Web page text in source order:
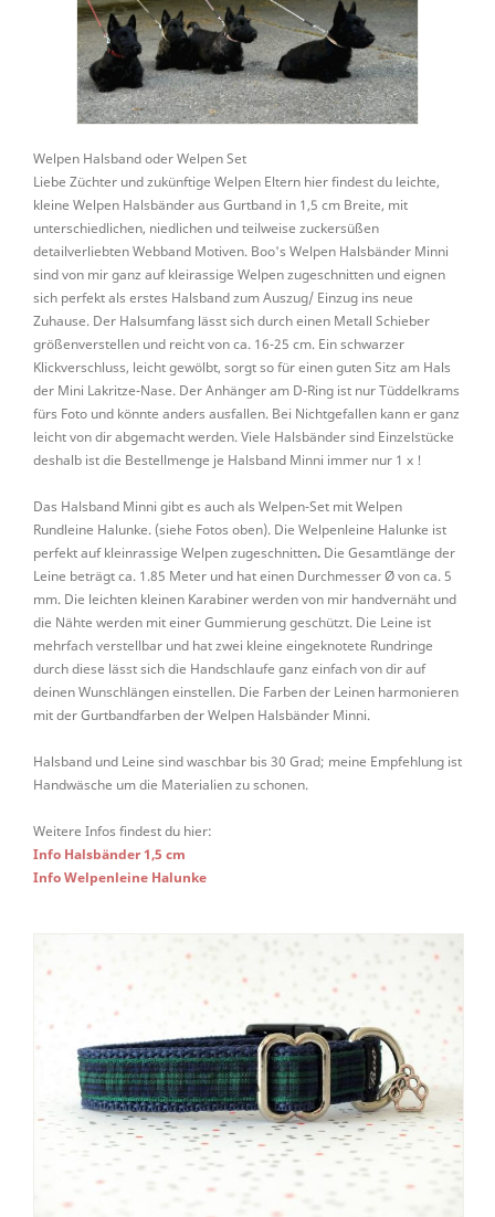
Welpen Halsband oder Welpen Set
Liebe Züchter und zukünftige Welpen Eltern hier findest du leichte,
kleine Welpen Halsbänder aus Gurtband in 1,5 cm Breite, mit
unterschiedlichen, niedlichen und teilweise zuckersüßen
detailverliebten Webband Motiven. Boo's Welpen Halsbänder Minni
sind von mir ganz auf kleirassige Welpen zugeschnitten und eignen
sich perfekt als erstes Halsband zum Auszug/ Einzug ins neue
Zuhause. Der Halsumfang lässt sich durch einen Metall Schieber
größenverstellen und reicht von ca. 16-25 cm. Ein schwarzer
Klickverschluss, leicht gewölbt, sorgt so für einen guten Sitz am Hals
der Mini Lakritze-Nase. Der Anhänger am D-Ring ist nur Tüddelkrams
fürs Foto und könnte anders ausfallen. Bei Nichtgefallen kann er ganz
leicht von dir abgemacht werden. Viele Halsbänder sind Einzelstücke
deshalb ist die Bestellmenge je Halsband Minni immer nur 1 x !
Das Halsband Minni gibt es auch als Welpen-Set mit Welpen
Rundleine Halunke. (siehe Fotos oben). Die Welpenleine Halunke ist
perfekt auf kleinrassige Welpen zugeschnitten. Die Gesamtlänge der
Leine beträgt ca. 1.85 Meter und hat einen Durchmesser Ø von ca. 5
mm. Die leichten kleinen Karabiner werden von mir handvernäht und
die Nähte werden mit einer Gummierung geschützt. Die Leine ist
mehrfach verstellbar und hat zwei kleine eingeknotete Rundringe
durch diese lässt sich die Handschlaufe ganz einfach von dir auf
deinen Wunschlängen einstellen. Die Farben der Leinen harmonieren
mit der Gurtbandfarben der Welpen Halsbänder Minni.
Halsband und Leine sind waschbar bis 30 Grad; meine Empfehlung ist
Handwäsche um die Materialien zu schonen.
Weitere Infos findest du hier:
Info Halsbänder 1,5 cm
Info Welpenleine Halunke